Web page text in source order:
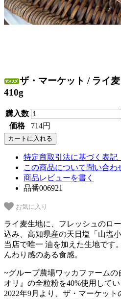
ザ・マーケット / ライ
410g
購入数
価格
714円
特定商取引法に基づく表記
この商品について問い合わ
商品レビューを書く
品番006921
お気に入り
ライ麦生地に、フレッシュのロ
込み、高知県産の天日塩「山塩
当店で唯一 油を加えた生地です
んわり感のある食感。
~グループ農場ワッカファーム
オリ』の全粒粉を40%使用して
2022年9月より、ザ・マーケッ